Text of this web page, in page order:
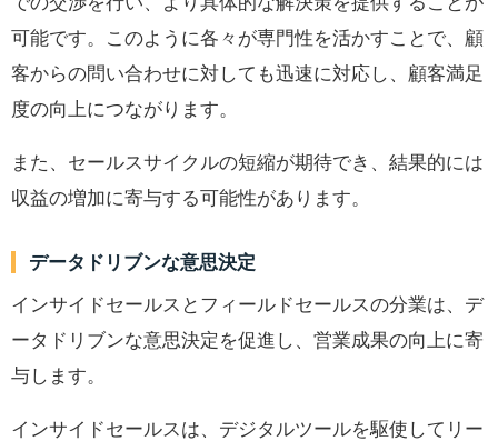
可能です。このように各々が専門性を活かすことで、顧
客からの問い合わせに対しても迅速に対応し、顧客満足
度の向上につながります。
また、セールスサイクルの短縮が期待でき、結果的には
収益の増加に寄与する可能性があります。
データドリブンな意思決定
インサイドセールスとフィールドセールスの分業は、デ
ータドリブンな意思決定を促進し、営業成果の向上に寄
与します。
インサイドセールスは、デジタルツールを駆使してリー